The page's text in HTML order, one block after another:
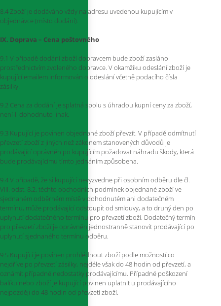
8.4 Zboží je dodáváno vždy na adresu uvedenou kupujícím v
objednávce (místo dodání).
IX. Doprava – Cena poštovného
9.1 V případě dodání zboží dopravcem bude zboží zasláno
prostřednictvím zvoleného dopravce. V okamžiku odeslání zboží je
kupující emailem informován o odeslání včetně podacího čísla
zásilky.
9.2 Cena za dodání je splatná spolu s úhradou kupní ceny za zboží,
není-li dohodnuto jinak.
9.3 Kupující je povinen objednané zboží převzít. V případě odmítnutí
převzetí zboží z jiných než zákonem stanovených důvodů je
prodávající oprávněn po kupujícím požadovat náhradu škody, která
bude prodávajícímu tímto jednáním způsobena.
9.4 V případě, že si kupující nevyzvedne při osobním odběru dle čl.
VIII. odst. 8.2. těchto obchodních podmínek objednané zboží ve
sjednaném odběrném místě v dohodnutém ani dodatečném
termínu, může prodávající odstoupit od smlouvy, a to druhý den po
uplynutí dodatečného termínu pro převzetí zboží. Dodatečný termín
pro převzetí zboží je oprávněn jednostranně stanovit prodávající po
uplynutí sjednaného termínu odběru.
9.5 Kupující je povinen prohlédnout zboží podle možností co
nejdříve po převzetí zásilky, nejdéle však do 48 hodin od převzetí, a
oznámit případné nedostatky prodávajícímu. Případné poškození
balíku nebo zboží je kupující povinen uplatnit u prodávajícího
nejpozději do 48 hodin od převzetí zboží.